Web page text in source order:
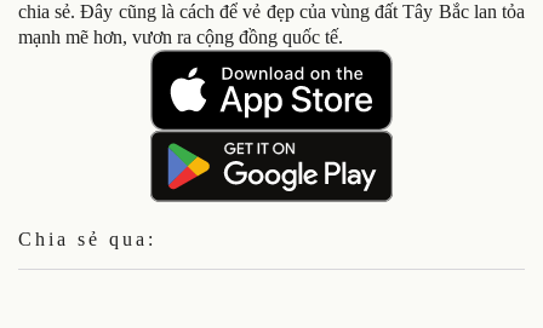
chia sẻ. Đây cũng là cách để vẻ đẹp của vùng đất Tây Bắc lan tỏa
mạnh mẽ hơn, vươn ra cộng đồng quốc tế.
Chia sẻ qua: